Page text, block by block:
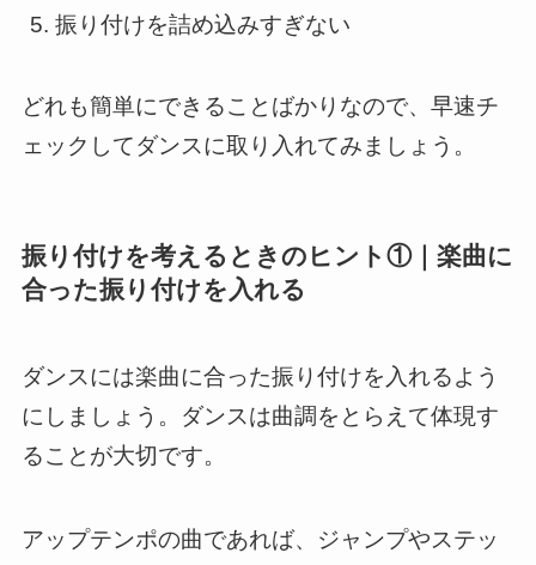
振り付けを詰め込みすぎない
どれも簡単にできることばかりなので、早速チ
ェックしてダンスに取り入れてみましょう。
振り付けを考えるときのヒント①｜楽曲に
合った振り付けを入れる
ダンスには楽曲に合った振り付けを入れるよう
にしましょう。ダンスは曲調をとらえて体現す
ることが大切です。
アップテンポの曲であれば、ジャンプやステッ